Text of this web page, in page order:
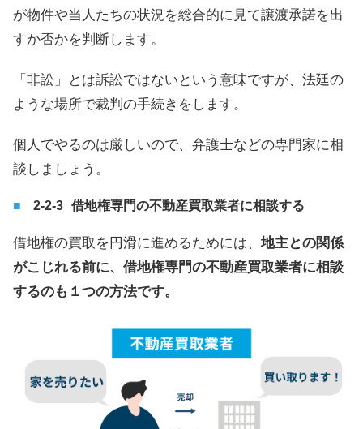
が物件や当人たちの状況を総合的に見て譲渡承諾を出
すか否かを判断します。
「非訟」とは訴訟ではないという意味ですが、法廷の
ような場所で裁判の手続きをします。
個人でやるのは厳しいので、弁護士などの専門家に相
談しましょう。
借地権専門の不動産買取業者に相談する
借地権の買取を円滑に進めるためには、 地主との関係
がこじれる前に、借地権専門の不動産買取業者に相談
するのも１つの方法です。